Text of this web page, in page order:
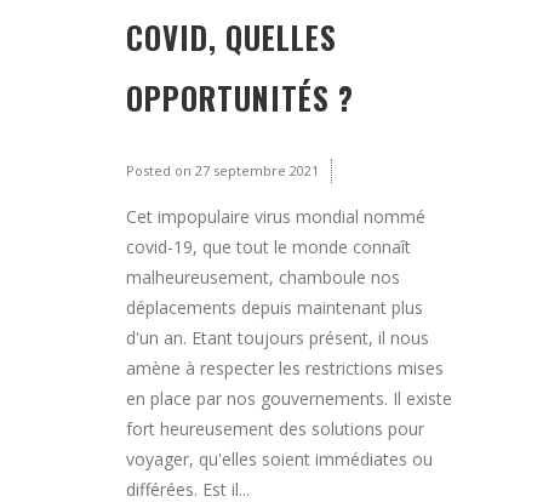
COVID, QUELLES
OPPORTUNITÉS ?
Posted on 27 septembre 2021
Cet impopulaire virus mondial nommé
covid-19, que tout le monde connaît
malheureusement, chamboule nos
déplacements depuis maintenant plus
d'un an. Etant toujours présent, il nous
amène à respecter les restrictions mises
en place par nos gouvernements. Il existe
fort heureusement des solutions pour
voyager, qu'elles soient immédiates ou
différées. Est il...